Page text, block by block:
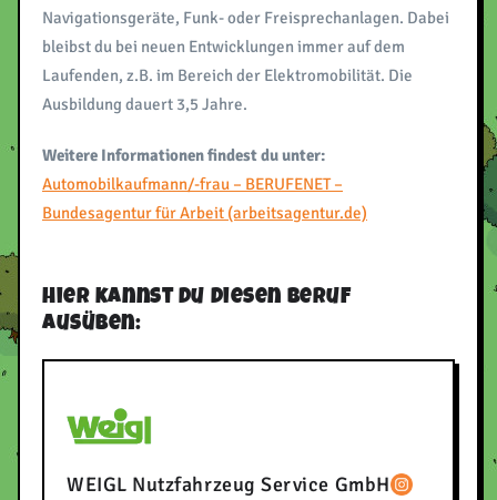
Navigationsgeräte, Funk- oder Freisprechanlagen. Dabei
bleibst du bei neuen Entwicklungen immer auf dem
Laufenden, z.B. im Bereich der Elektromobilität. Die
Ausbildung dauert 3,5 Jahre.
Weitere Informationen findest du unter:
Automobilkaufmann/-frau – BERUFENET –
Bundesagentur für Arbeit (arbeitsagentur.de)
Hier kannst du diesen Beruf
ausüben:
WEIGL Nutzfahrzeug Service GmbH